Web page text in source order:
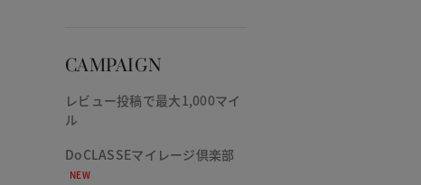
CAMPAIGN
レビュー投稿で最大1,000マイ
ル
DoCLASSEマイレージ倶楽部
NEW